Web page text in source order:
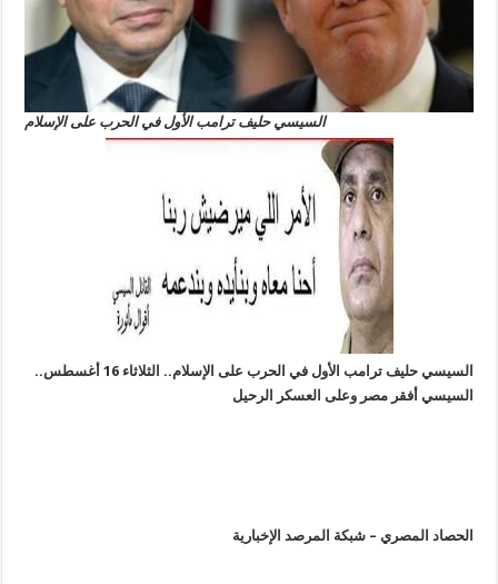
السيسي حليف ترامب الأول في الحرب على الإسلام
السيسي حليف ترامب الأول في الحرب على الإسلام.. الثلاثاء 16 أغسطس..
السيسي أفقر مصر وعلى العسكر الرحيل
الحصاد المصري – شبكة المرصد الإخبارية